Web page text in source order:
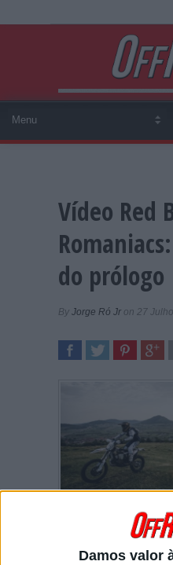
Damos valor
Vídeo Red
do prólogo
By Jorge Ró Jr on 27
O prólogo da edição
Romaniacs disputou-
com o vídeo resumo!